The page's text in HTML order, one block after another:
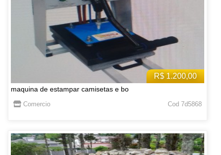
R$ 1.200,00
maquina de estampar camisetas e bo
Comercio Cod 7d5868